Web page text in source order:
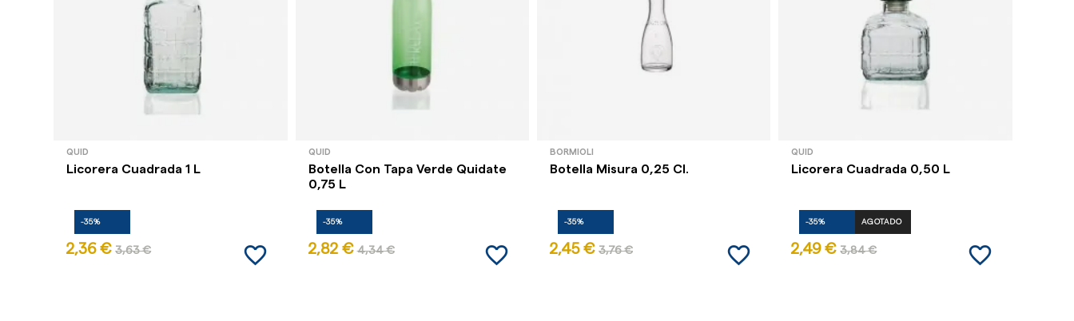
QUID
Licorera Cuadrada 1 L
-35%
2,36 € 3,63 € favorite_border
QUID
Botella Con Tapa Verde Quidate
0,75 L
-35%
2,82 € 4,34 € favorite_border
BORMIOLI
Botella Misura 0,25 Cl.
-35%
2,45 € 3,76 € favorite_border
QUID
Licorera Cuadrada 0,50 L
-35% AGOTADO
2,49 € 3,84 € favorite_border